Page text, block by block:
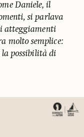
Daniele, il
si parlava
atteggiamenti
molto semplice:
possibilità di